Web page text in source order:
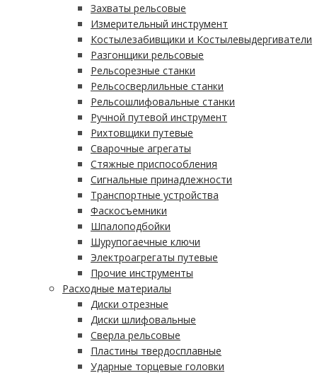
Захваты рельсовые
Измерительный инструмент
Костылезабивщики и Костылевыдергиватели
Разгонщики рельсовые
Рельсорезные станки
Рельсосверлильные станки
Рельсошлифовальные станки
Ручной путевой инструмент
Рихтовщики путевые
Сварочные агрегаты
Стяжные приспособления
Сигнальные принадлежности
Транспортные устройства
Фаскосъемники
Шпалоподбойки
Шурупогаечные ключи
Электроагрегаты путевые
Прочие инструменты
Расходные материалы
Диски отрезные
Диски шлифовальные
Сверла рельсовые
Пластины твердосплавные
Ударные торцевые головки